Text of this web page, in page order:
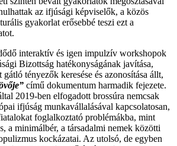
az ifjúsági képviselők, a közös
gyakorlat erősebbé teszi ezt a
interaktív és igen impulzív workshopok
Bizottság hatékonyságának javítása,
tényezők keresése és azonosítása állt,
című dokumentum harmadik fejezete.
2019-ben elfogadott brossúra nemcsak
ifjúság munkavállalásával kapcsolatosan,
foglalkoztató problémákba, mint
a minimálbér, a társadalmi nemek közötti
kockázatai. Az utolsó, de egyben